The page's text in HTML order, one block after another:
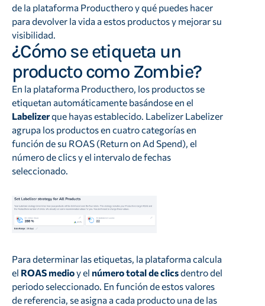
de la plataforma Producthero y qué puedes hacer
para devolver la vida a estos productos y mejorar su
visibilidad.
¿Cómo se etiqueta un
producto como Zombie?
En la plataforma Producthero, los productos se
etiquetan automáticamente basándose en el
Labelizerque hayas establecido. Labelizer Labelizer
agrupa los productos en cuatro categorías en
función de su ROAS (Return on Ad Spend), el
número de clics y el intervalo de fechas
seleccionado.
Para determinar las etiquetas, la plataforma calcula
el ROAS medioy el número total de clicsdentro del
periodo seleccionado. En función de estos valores
de referencia, se asigna a cada producto una de las